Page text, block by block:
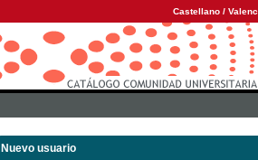
Castellano /
Nuevo usuario